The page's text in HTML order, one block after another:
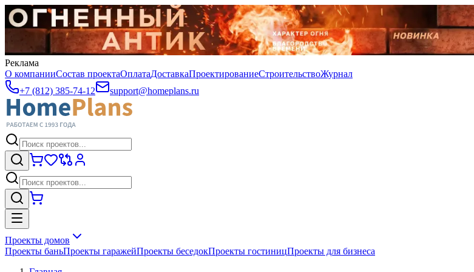
Реклама
О компанииСостав проектаОплатаДоставкаПроектированиеСтроительствоЖурнал
+7 (812) 385-74-12
support@homeplans.ru
Проекты домов
Проекты баньПроекты гаражейПроекты беседокПроекты гостиницПроекты для бизнеса